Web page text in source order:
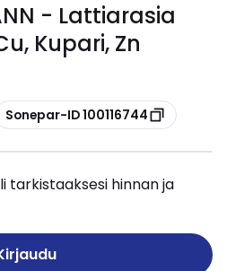
- Lattiarasia
Kupari, Zn
Sonepar-ID 100116744
tarkistaaksesi hinnan ja